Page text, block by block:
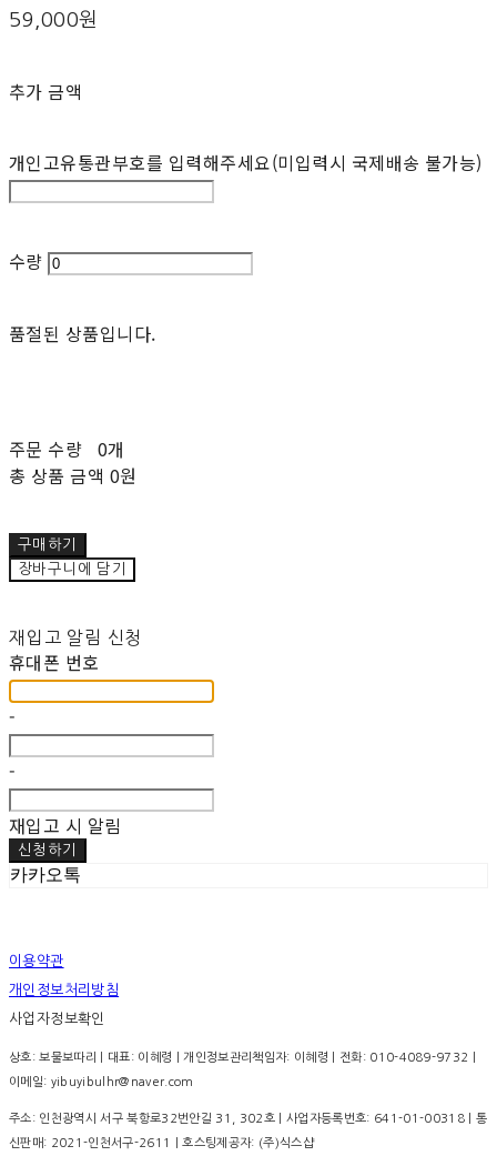
59,000원
추가 금액
개인고유통관부호를 입력해주세요(미입력시 국제배송 불가능)
수량
품절된 상품입니다.
주문 수량 0개
총 상품 금액 0원
구매하기
장바구니에 담기
재입고 알림 신청
휴대폰 번호
-
-
재입고 시 알림
신청하기
카카오톡
이용약관
개인정보처리방침
사업자정보확인
상호: 보물보따리 | 대표: 이혜령 | 개인정보관리책임자: 이혜령 | 전화: 010-4089-9732 |
이메일: yibuyibulhr@naver.com
주소: 인천광역시 서구 북항로32번안길 31, 302호 | 사업자등록번호: 641-01-00318| 통
신판매: 2021-인천서구-2611 | 호스팅제공자: (주)식스샵